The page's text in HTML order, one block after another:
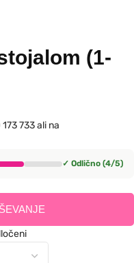
(1-
733 ali na
✓ Odlično (4/5)